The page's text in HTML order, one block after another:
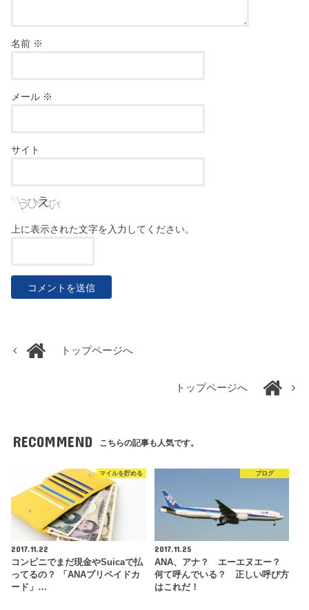
名前 ※
メール ※
サイト
上に表示された文字を入力してください。
トップページへ
トップページへ
RECOMMEND こちらの記事も人気です。
マイルを貯める
2017.11.22
コンビニでまだ現金やSuicaで払
ってるの？ 「ANAプリペイドカ
ード」…
ブログ
2017.11.25
ANA、アナ？ エーエヌエー？
何て呼んでいる？ 正しい呼び方
はこれだ！